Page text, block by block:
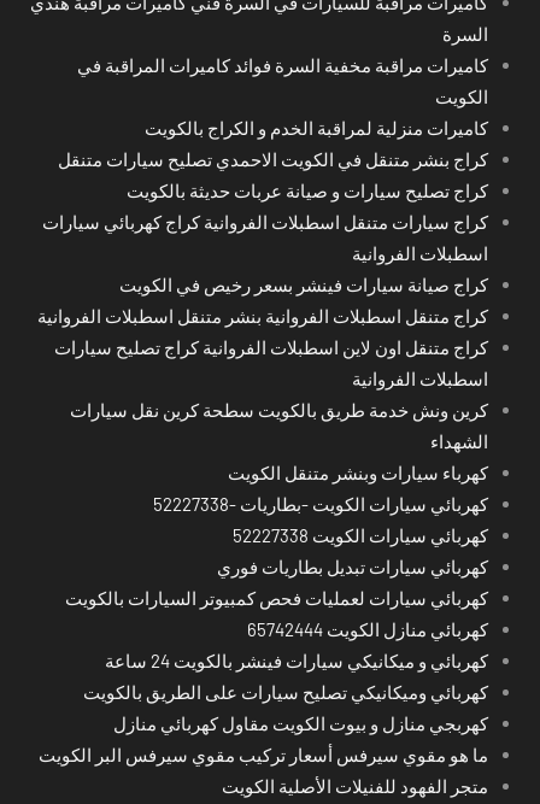
السرة
كاميرات مراقبة مخفية السرة فوائد كاميرات المراقبة في
الكويت
كاميرات منزلية لمراقبة الخدم و الكراج بالكويت
كراج بنشر متنقل في الكويت الاحمدي تصليح سيارات متنقل
كراج تصليح سيارات و صيانة عربات حديثة بالكويت
كراج سيارات متنقل اسطبلات الفروانية كراج كهربائي سيارات
اسطبلات الفروانية
كراج صيانة سيارات فينشر بسعر رخيص في الكويت
كراج متنقل اسطبلات الفروانية بنشر متنقل اسطبلات الفروانية
كراج متنقل اون لاين اسطبلات الفروانية كراج تصليح سيارات
اسطبلات الفروانية
كرين ونش خدمة طريق بالكويت سطحة كرين نقل سيارات
الشهداء
كهرباء سيارات وبنشر متنقل الكويت
كهربائي سيارات الكويت -بطاريات -52227338
كهربائي سيارات الكويت 52227338
كهربائي سيارات تبديل بطاريات فوري
كهربائي سيارات لعمليات فحص كمبيوتر السيارات بالكويت
كهربائي منازل الكويت 65742444
كهربائي و ميكانيكي سيارات فينشر بالكويت 24 ساعة
كهربائي وميكانيكي تصليح سيارات على الطريق بالكويت
كهربجي منازل و بيوت الكويت مقاول كهربائي منازل
ما هو مقوي سيرفس أسعار تركيب مقوي سيرفس البر الكويت
متجر الفهود للفنيلات الأصلية الكويت